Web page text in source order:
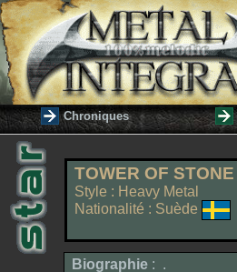
Chroniques
TOWER OF STONE
Style : Heavy Metal
Nationalité : Suède
Biographie : .